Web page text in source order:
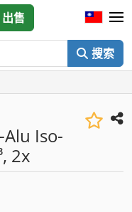
搜索
出售
Alu Iso-
2x